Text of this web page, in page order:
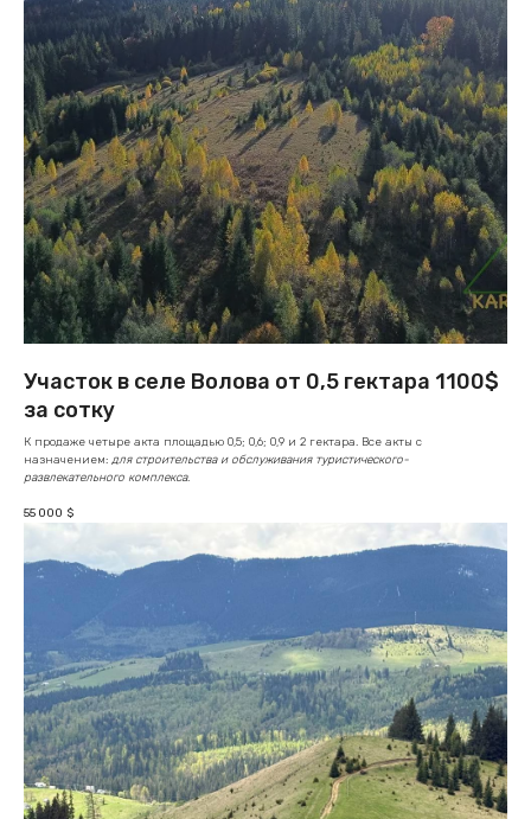
Участок в селе Волова от 0,5 гектара 1100$
за сотку
К продаже четыре акта площадью 0,5; 0,6; 0,9 и 2 гектара. Все акты с
назначением: для строительства и обслуживания туристического-
развлекательного комплекса.
55 000 $